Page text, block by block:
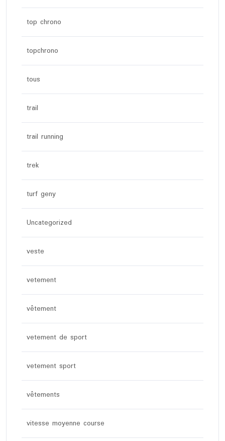
top chrono
topchrono
tous
trail
trail running
trek
turf geny
Uncategorized
veste
vetement
vêtement
vetement de sport
vetement sport
vêtements
vitesse moyenne course